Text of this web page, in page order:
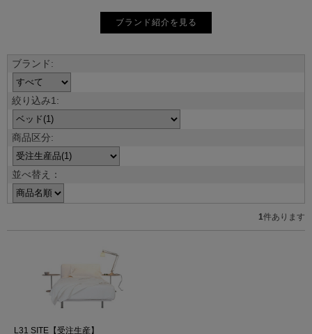
ブランド紹介を見る
並べ替え：
1件あります
L31 SITE【受注生産】